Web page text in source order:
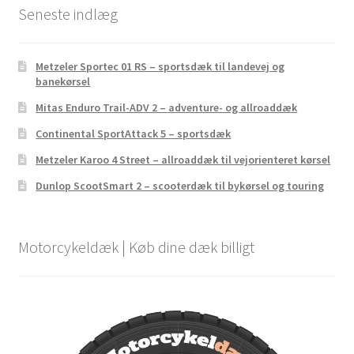
Seneste indlæg
Metzeler Sportec 01 RS – sportsdæk til landevej og
banekørsel
Mitas Enduro Trail-ADV 2 – adventure- og allroaddæk
Continental SportAttack 5 – sportsdæk
Metzeler Karoo 4 Street – allroaddæk til vejorienteret kørsel
Dunlop ScootSmart 2 – scooterdæk til bykørsel og touring
Motorcykeldæk | Køb dine dæk billigt